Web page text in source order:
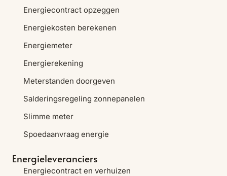
Energiecontract opzeggen
Energiekosten berekenen
Energiemeter
Energierekening
Meterstanden doorgeven
Salderingsregeling zonnepanelen
Slimme meter
Spoedaanvraag energie
Energieleveranciers
Energiecontract en verhuizen